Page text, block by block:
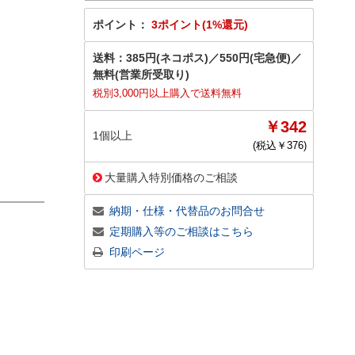
ポイント： 3ポイント(1%還元)
送料： 385円(ネコポス) ／550円(宅急便) ／
無料(営業所受取り)
税別3,000円以上購入で送料無料
1個以上 ￥342
(税込￥ 376)
大量購入特別価格のご相談
納期・仕様・代替品のお問合せ
定期購入等のご相談はこちら
印刷ページ